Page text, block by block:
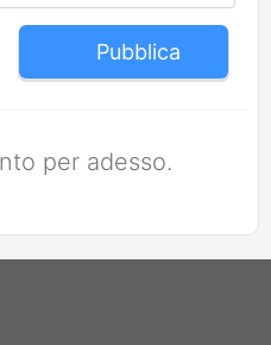
Pubblica
per adesso.